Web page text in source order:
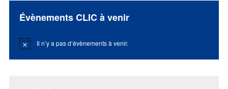
Évènements CLIC à venir
Notice Il n’y a pas d’évènements à venir.